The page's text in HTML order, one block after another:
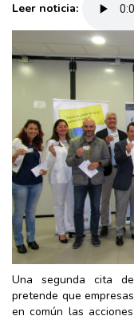
Leer noticia:
Una segunda cita
pretende que
en común las